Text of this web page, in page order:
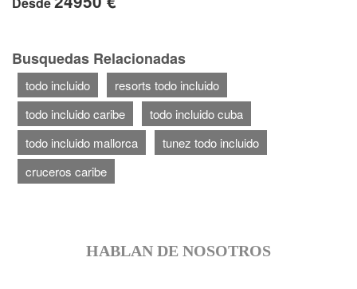
Busquedas Relacionadas
todo incluido
resorts todo incluido
todo incluido caribe
todo incluido cuba
todo incluido mallorca
tunez todo incluido
cruceros caribe
HABLAN DE NOSOTROS